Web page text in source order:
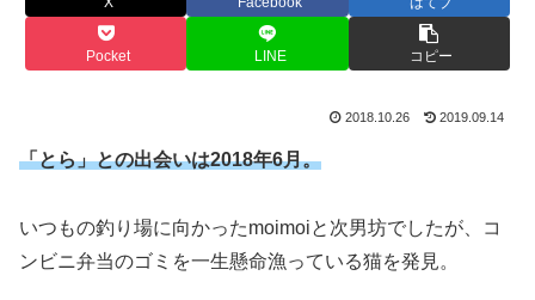
Pocket LINE コピー
2018.10.26 2019.09.14
「とら」との出会いは2018年6月。
いつもの釣り場に向かったmoimoiと次男坊でしたが、コ
ンビニ弁当のゴミを一生懸命漁っている猫を発見。